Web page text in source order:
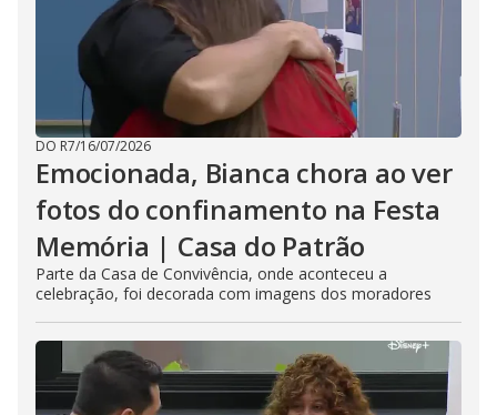
DO R7/16/07/2026
Emocionada, Bianca chora ao ver
fotos do confinamento na Festa
Memória | Casa do Patrão
Parte da Casa de Convivência, onde aconteceu a
celebração, foi decorada com imagens dos moradores